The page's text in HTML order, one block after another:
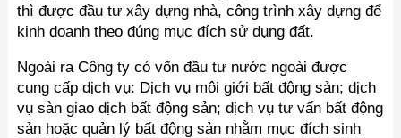
thì được đầu tư xây dựng nhà, công trình xây dựng để
kinh doanh theo đúng mục đích sử dụng đất.
Ngoài ra Công ty có vốn đầu tư nước ngoài được
cung cấp dịch vụ: Dịch vụ môi giới bất động sản; dịch
vụ sàn giao dịch bất động sản; dịch vụ tư vấn bất động
sản hoặc quản lý bất động sản nhằm mục đích sinh